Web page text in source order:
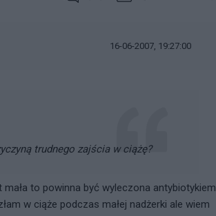
16-06-2007, 19:27:00
trudnego zajścia w ciążę?
to powinna być wyleczona antybiotykiem
w ciąże podczas małej nadżerki ale wiem